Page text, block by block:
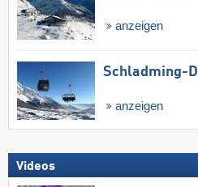
anzeigen
Schladming-
anzeigen
Videos